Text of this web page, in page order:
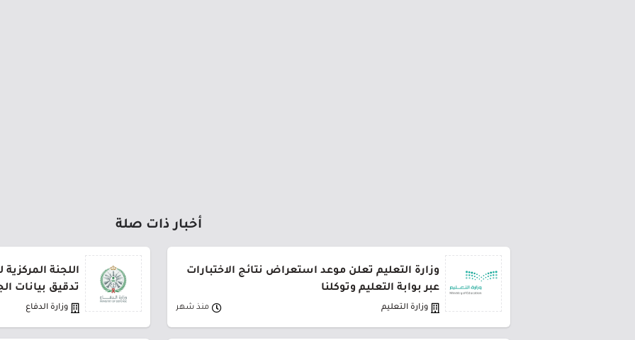
أخبار ذات صلة
وزارة التعليم تعلن موعد استعراض نتائج الاختبارات
عبر بوابة التعليم وتوكلنا
وزارة التعليم منذ شهر
اللجنة
تدقيق بيانات
وزارة الدفاع